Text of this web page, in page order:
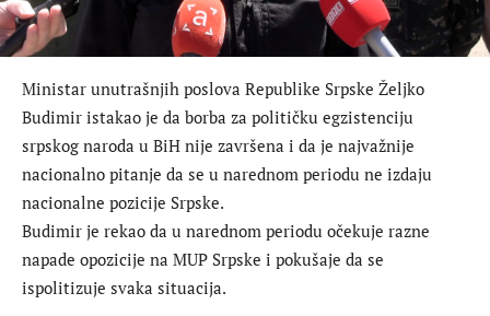
Ministar unutrašnjih poslova Republike Srpske Željko
Budimir istakao je da borba za političku egzistenciju
srpskog naroda u BiH nije završena i da je najvažnije
nacionalno pitanje da se u narednom periodu ne izdaju
nacionalne pozicije Srpske.
Budimir je rekao da u narednom periodu očekuje razne
napade opozicije na MUP Srpske i pokušaje da se
ispolitizuje svaka situacija.